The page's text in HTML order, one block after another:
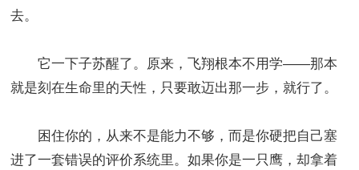
去。
它一下子苏醒了。原来，飞翔根本不用学——那本
就是刻在生命里的天性，只要敢迈出那一步，就行了。
困住你的，从来不是能力不够，而是你硬把自己塞
进了一套错误的评价系统里。如果你是一只鹰，却拿着